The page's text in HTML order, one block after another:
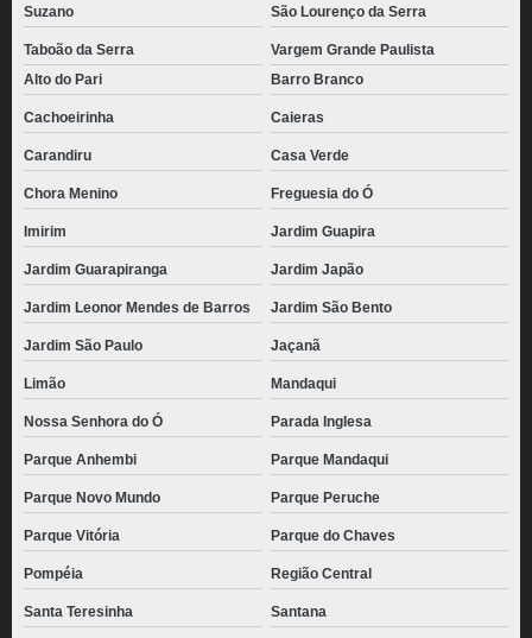
Suzano São Lourenço da Serra
Taboão da Serra
Vargem Grande Paulista
Alto do Pari
Barro Branco
Cachoeirinha Caieras
Carandiru Casa Verde
Chora Menino Freguesia do Ó
Imirim Jardim Guapira
Jardim Guarapiranga Jardim Japão
Jardim Leonor Mendes de Barros Jardim São Bento
Jardim São Paulo Jaçanã
Limão Mandaqui
Nossa Senhora do Ó Parada Inglesa
Parque Anhembi Parque Mandaqui
Parque Novo Mundo Parque Peruche
Parque Vitória Parque do Chaves
Pompéia Região Central
Santa Teresinha Santana